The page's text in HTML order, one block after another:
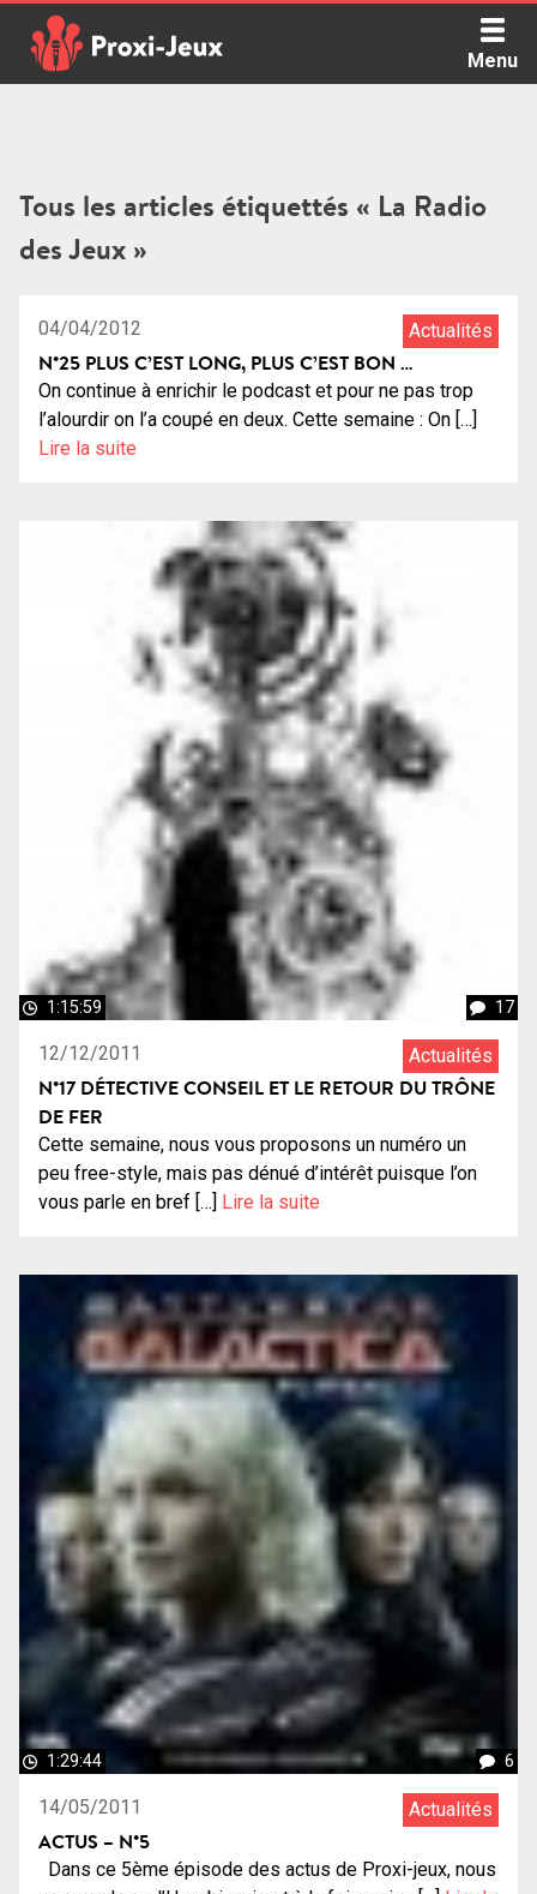
content
Menu
Tous les articles étiquettés « La Radio
des Jeux »
04/04/2012 Actualités
N°25 PLUS C’EST LONG, PLUS C’EST BON …
On continue à enrichir le podcast et pour ne pas trop
l’alourdir on l’a coupé en deux. Cette semaine : On […]
Lire la suite
1:15:59 17
12/12/2011 Actualités
N°17 DÉTECTIVE CONSEIL ET LE RETOUR DU TRÔNE
DE FER
Cette semaine, nous vous proposons un numéro un
peu free-style, mais pas dénué d’intérêt puisque l’on
vous parle en bref […] Lire la suite
1:29:44 6
14/05/2011 Actualités
ACTUS – N°5
Dans ce 5ème épisode des actus de Proxi-jeux, nous